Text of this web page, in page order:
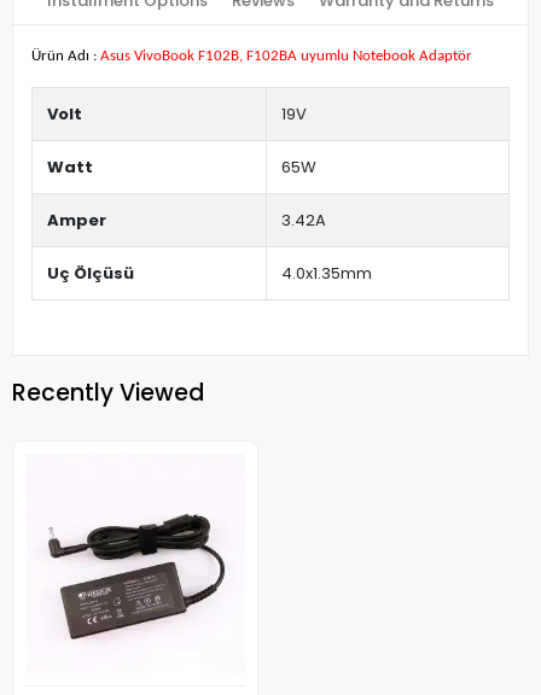
Ürün Adı : Asus VivoBook F102B, F102BA uyumlu Notebook Adaptör
Volt 19V
Watt 65W
Amper 3.42A
Uç Ölçüsü 4.0x1.35mm
Recently Viewed